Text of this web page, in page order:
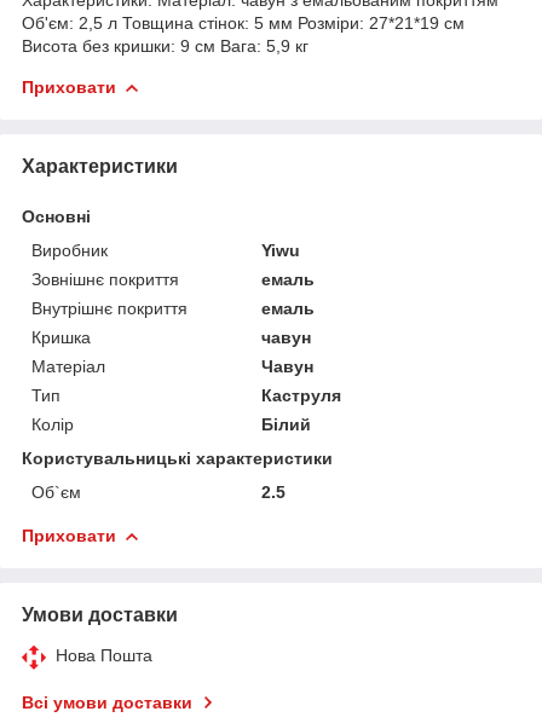
Об'єм: 2,5 л Товщина стінок: 5 мм Розміри: 27*21*19 см
Висота без кришки: 9 см Вага: 5,9 кг
Приховати
Характеристики
Основні
Виробник
Yiwu
Зовнішнє покриття
емаль
Внутрішнє покриття
емаль
Кришка
чавун
Матеріал
Чавун
Тип
Каструля
Колір
Білий
Користувальницькі характеристики
Об`єм
2.5
Приховати
Умови доставки
Нова Пошта
Всі умови доставки